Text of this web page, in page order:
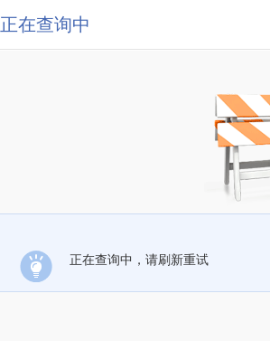
正在查询中
正在查询中，请刷新重试